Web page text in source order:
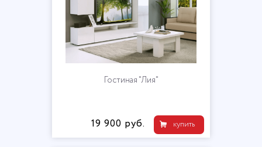
Гостиная "Лия"
купить
19 900 руб.